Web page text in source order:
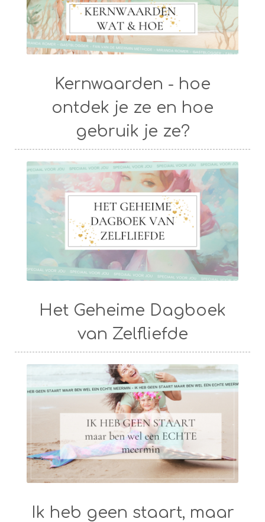
Kernwaarden - hoe
ontdek je ze en hoe
gebruik je ze?
Het Geheime Dagboek
van Zelfliefde
Ik heb geen staart, maar